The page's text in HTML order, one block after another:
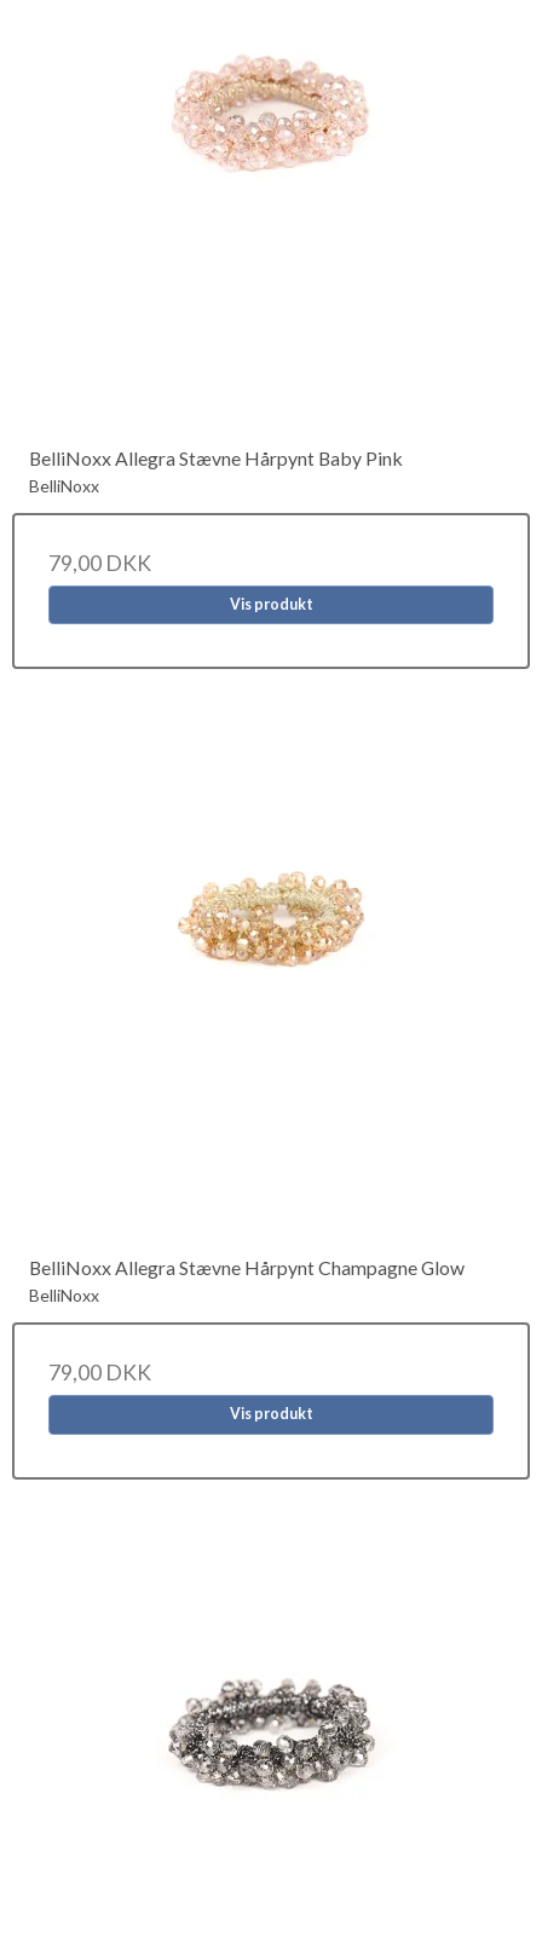
BelliNoxx Allegra Stævne Hårpynt Baby Pink
BelliNoxx
79,00 DKK
Vis produkt
BelliNoxx Allegra Stævne Hårpynt Champagne Glow
BelliNoxx
79,00 DKK
Vis produkt